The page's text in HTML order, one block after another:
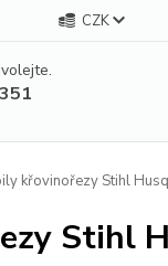
CZK
křovinořezy Stihl
Stihl